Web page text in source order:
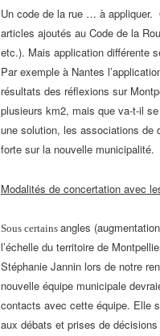
Un code de la rue … à appliquer.
articles ajoutés au Code de la
etc.). Mais application différente
Par exemple à Nantes
résultats des réflexions sur
plusieurs km2, mais que va-t-il
une solution, les associations de
forte sur la nouvelle municipalité.
Modalités de concertation avec
Sous certains angles
l’échelle du territoire de
Stéphanie Jannin lors de notre
nouvelle équipe municipale
contacts avec cette équipe. Elle
aux débats et prises de décisions